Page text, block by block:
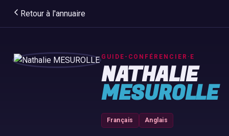
Retour à l'annuaire
GUIDE-CONFÉRENCIER·E
NATHALIE
MESUROLLE
Français Anglais